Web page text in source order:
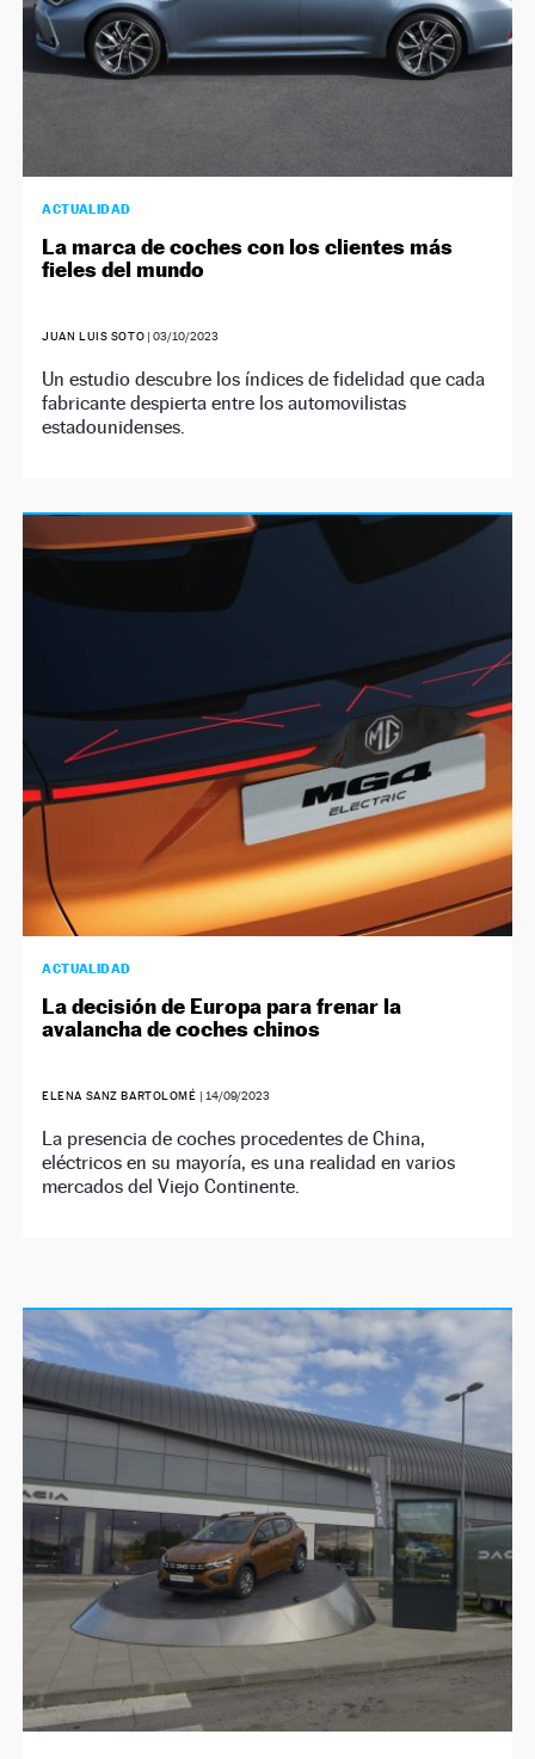
ACTUALIDAD
La marca de coches con los clientes más
fieles del mundo
JUAN LUIS SOTO |03/10/2023
Un estudio descubre los índices de fidelidad que cada
fabricante despierta entre los automovilistas
estadounidenses.
ACTUALIDAD
La decisión de Europa para frenar la
avalancha de coches chinos
ELENA SANZ BARTOLOMÉ | 14/09/2023
La presencia de coches procedentes de China,
eléctricos en su mayoría, es una realidad en varios
mercados del Viejo Continente.